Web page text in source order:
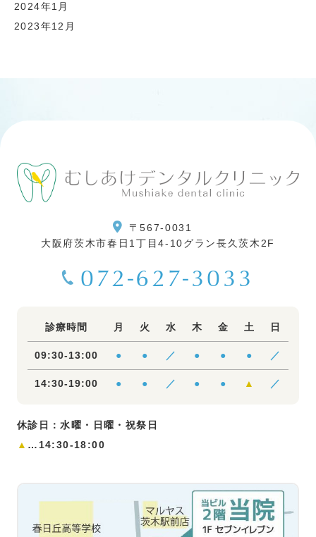
2024年1月
2023年12月
〒567-0031
大阪府茨木市春日1丁目4-10グラン長久茨木2F
072-627-3033
診療時間 月 火 水 木 金 土 日
09:30-13:00 ● ● ／ ● ● ● ／
14:30-19:00 ● ● ／ ● ● ▲ ／
休診日：水曜・日曜・祝祭日
▲ …14:30-18:00